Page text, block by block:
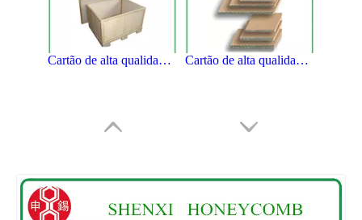
Cartão de alta qualidade do favo de mel para o produto da caixa Cartão de alta qualidade do favo de mel para a embalagem da mobília